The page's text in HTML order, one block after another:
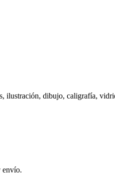
ilustración, dibujo, caligrafía,
envío.